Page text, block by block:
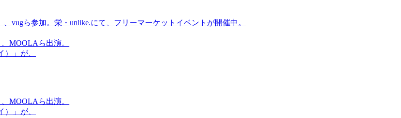
vugら参加。栄・unlike.にて、フリーマーケットイベントが開催中。
MOOLAら出演。
」が、
MOOLAら出演。
」が、